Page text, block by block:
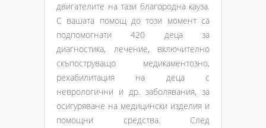
двигателите на тази благородна кауза.
С вашата помощ до този момент са
подпомогнати 420 деца за
диагностика, лечение, включително
скъпоструващо медикаментозно,
рехабилитация на деца с
неврологични и др. заболявания, за
осигуряване на медицински изделия и
помощни средства. След